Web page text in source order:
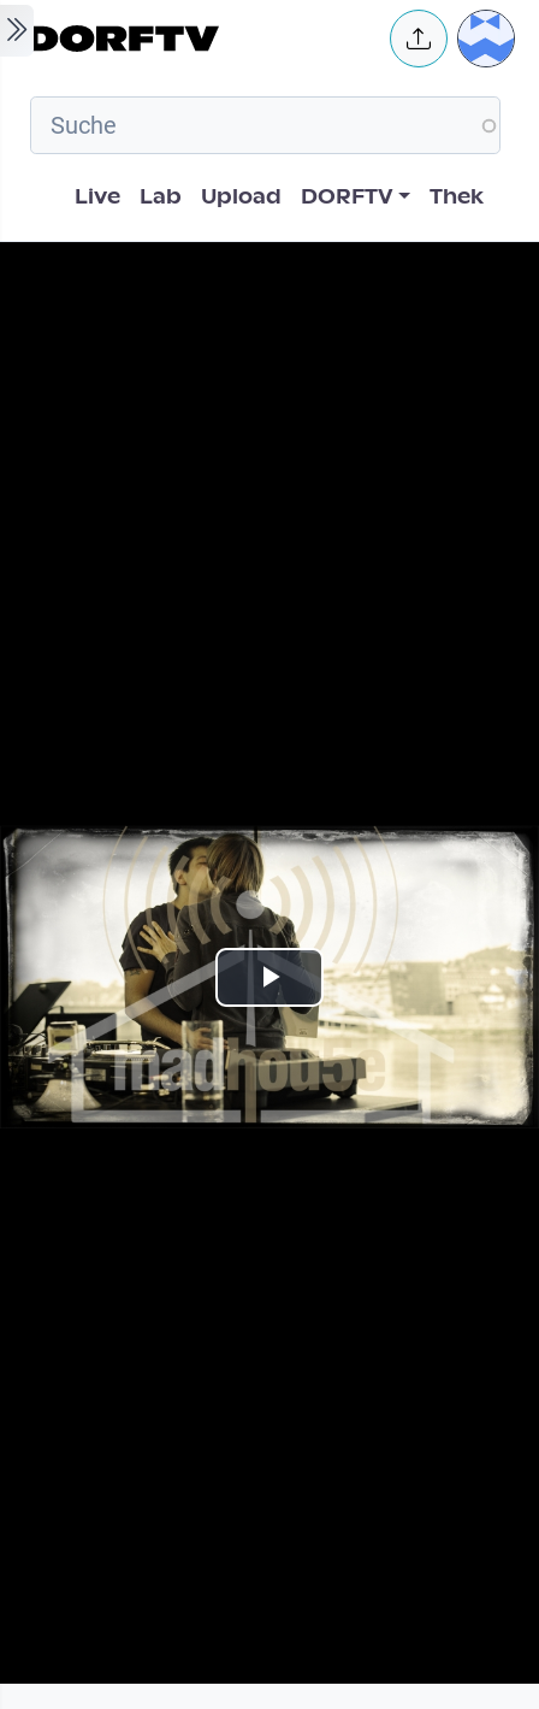
Skip to main content User
Hauptnavigation
Live Lab Upload DORFTV Thek
Play
Video